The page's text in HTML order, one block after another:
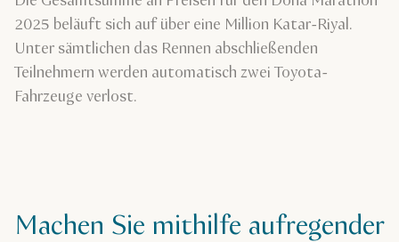
2025 beläuft sich auf über eine Million Katar-Riyal.
Unter sämtlichen das Rennen abschließenden
Teilnehmern werden automatisch zwei Toyota-
Fahrzeuge verlost.
Machen Sie mithilfe aufregender